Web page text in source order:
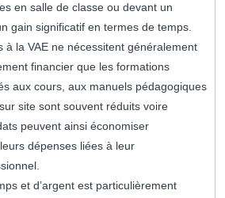
en salle de classe ou devant un
gain significatif en termes de temps.
à la VAE ne nécessitent généralement
financier que les formations
aux cours, aux manuels pédagogiques
site sont souvent réduits voire
peuvent ainsi économiser
dépenses liées à leur
et d’argent est particulièrement